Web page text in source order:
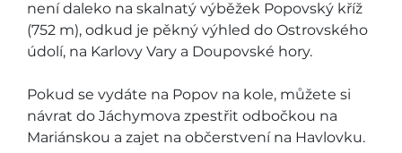
není daleko na skalnatý výběžek Popovský kříž
(752 m), odkud je pěkný výhled do Ostrovského
údolí, na Karlovy Vary a Doupovské hory.
Pokud se vydáte na Popov na kole, můžete si
návrat do Jáchymova zpestřit odbočkou na
Mariánskou a zajet na občerstvení na Havlovku.